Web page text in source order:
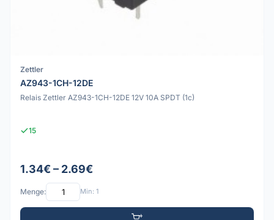
Zettler
AZ943-1CH-12DE
Relais Zettler AZ943-1CH-12DE 12V 10A SPDT (1c)
15
1.34€ – 2.69€
Menge: Min: 1